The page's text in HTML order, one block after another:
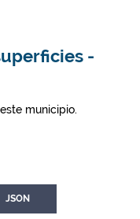
-
municipio.
JSON